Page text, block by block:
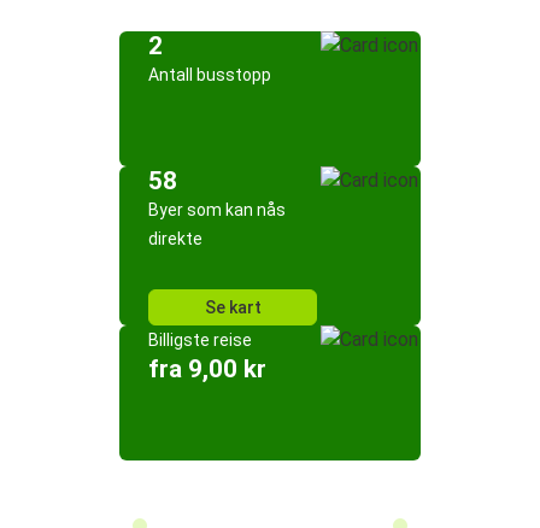
2
Antall busstopp
58
Byer som kan nås
direkte
Se kart
Billigste reise
fra 9,00 kr